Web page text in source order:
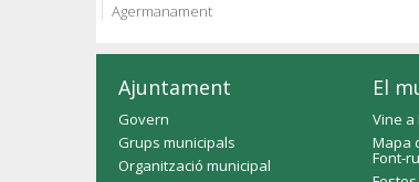
Agermanament
Ajuntament
Govern
Grups municipals
Organització municipal
El
Vine a
Mapa
Font-